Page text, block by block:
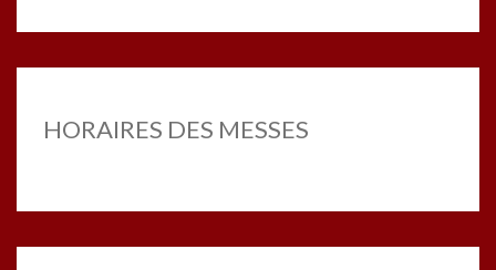
HORAIRES DES MESSES